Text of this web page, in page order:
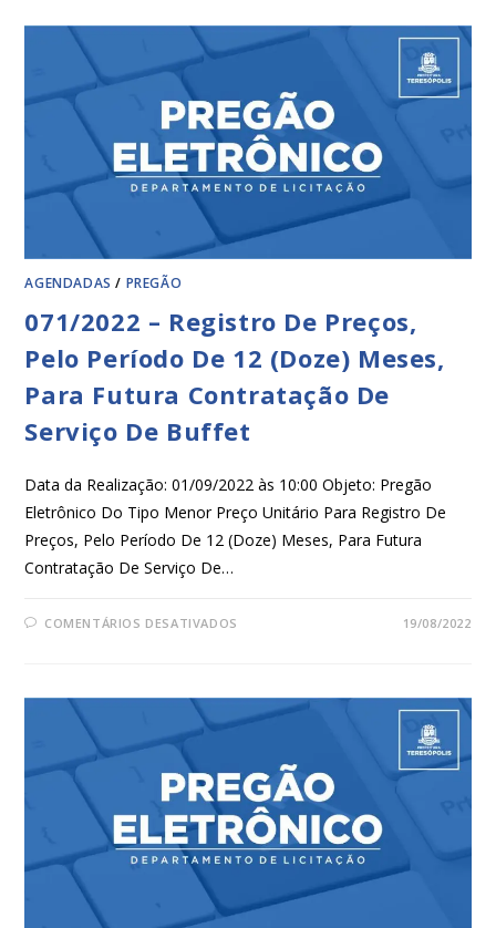
AGENDADAS / PREGÃO
071/2022 – Registro De Preços,
Pelo Período De 12 (Doze) Meses,
Para Futura Contratação De
Serviço De Buffet
Data da Realização: 01/09/2022 às 10:00 Objeto: Pregão
Eletrônico Do Tipo Menor Preço Unitário Para Registro De
Preços, Pelo Período De 12 (Doze) Meses, Para Futura
Contratação De Serviço De…
COMENTÁRIOS DESATIVADOS 19/08/2022